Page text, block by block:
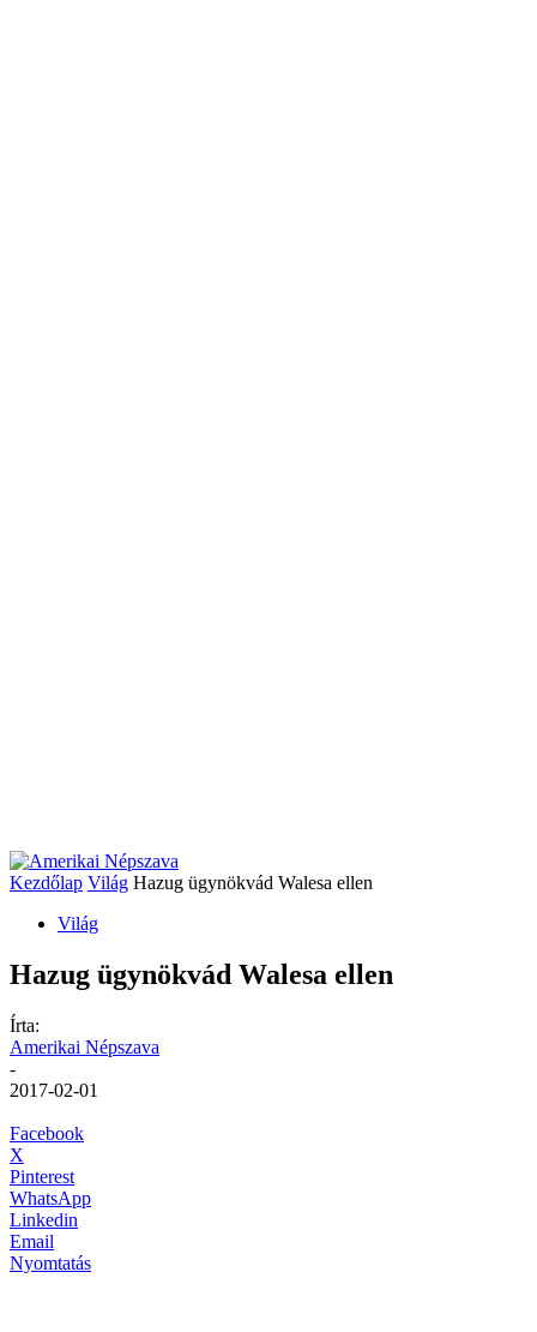
Kezdőlap Világ Hazug ügynökvád Walesa ellen
Világ
Hazug ügynökvád Walesa ellen
Írta:
Amerikai Népszava
-
2017-02-01
Facebook
X
Pinterest
WhatsApp
Linkedin
Email
Nyomtatás